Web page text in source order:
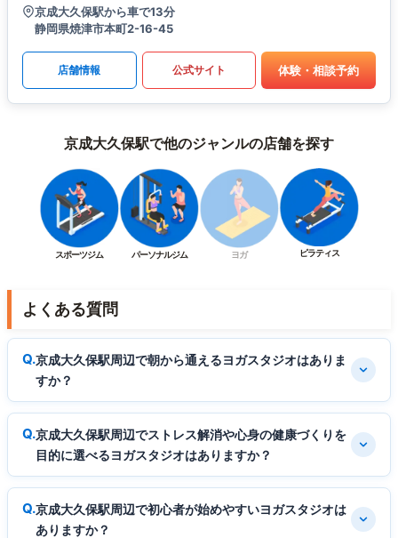
京成大久保駅から車で13分
静岡県焼津市本町2-16-45
店舗情報 公式サイト 体験・相談予約
京成大久保駅で他のジャンルの店舗を探す
スポーツジム パーソナルジム ヨガ ピラティス
よくある質問
京成大久保駅周辺で朝から通えるヨガスタジオはありま
すか？
京成大久保駅周辺でストレス解消や心身の健康づくりを
目的に選べるヨガスタジオはありますか？
京成大久保駅周辺で初心者が始めやすいヨガスタジオは
ありますか？